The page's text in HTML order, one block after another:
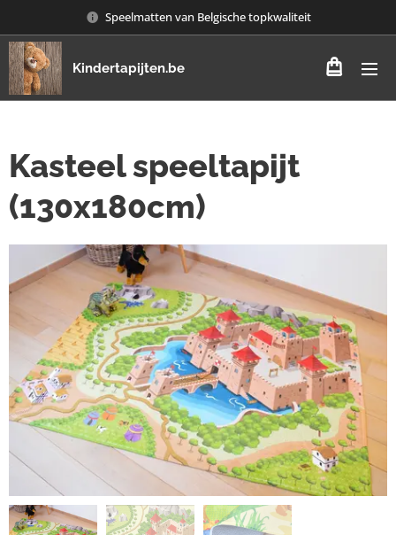
Speelmatten van Belgische topkwaliteit
Kindertapijten.be
Kasteel speeltapijt
(130x180cm)